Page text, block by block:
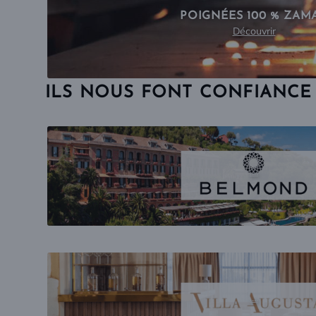
POIGNÉES 100 %
Découvrir
ILS NOUS FONT CONFIANCE
....
....